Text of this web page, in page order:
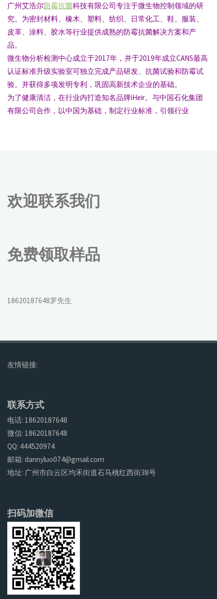
广州艾浩尔防霉抗菌科技有限公司专注于微生物控制领域的研
究。为密封材料、橡木、塑料、纺织、日常化工、鞋、服装、
皮革、涂料、胶水等行业提供成熟的防霉抗菌解决方案和产
品。
微生物分析检测中心成立于2017年，并于2019年成立CANS最高
认证标准升级实验室可独立完成产品研发、抗菌试验和防霉试
验。并获得多项发明专利，巩固高新技术企业的基础。
为了健康清洁，在行业内打造知名品牌iHeir。与中国石化集团
有限公司合作，以中国为基础，制定行业标准，引领行业
欢迎联系我们
免费领取样品
18620187648罗先生
友情链接:
联系方式
电话: 18620187648
微信: 18620187648
QQ: 444520974
邮箱: dannyluo074@gmail.com
地址: 广州市白云区均禾街道石马桃红西街38号
扫码加微信